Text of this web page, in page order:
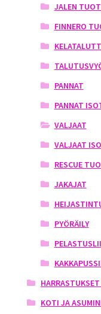
JALEN
FINNERO
PANNAT
PANNAT
VALJAAT
VALJAAT
RESCUE
JAKAJAT
PYÖRÄILY
KOTI JA